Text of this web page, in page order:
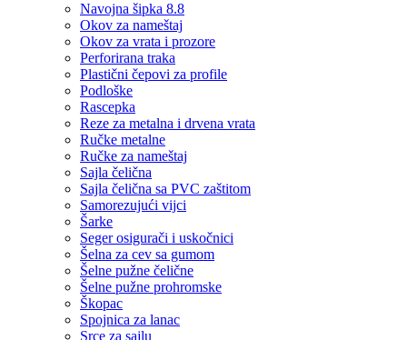
Navojna šipka 8.8
Okov za nameštaj
Okov za vrata i prozore
Perforirana traka
Plastični čepovi za profile
Podloške
Rascepka
Reze za metalna i drvena vrata
Ručke metalne
Ručke za nameštaj
Sajla čelična
Sajla čelična sa PVC zaštitom
Samorezujući vijci
Šarke
Seger osigurači i uskočnici
Šelna za cev sa gumom
Šelne pužne čelične
Šelne pužne prohromske
Škopac
Spojnica za lanac
Srce za sajlu